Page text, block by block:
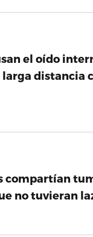
el oído
distancia
compartían
no tuvieran